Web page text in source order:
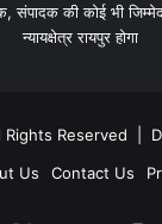
की कोई भी
न्यायक्षेत्र रायपुर होगा
Reserved |
Us Contact Us